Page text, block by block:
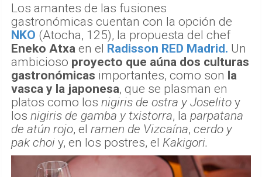
Los amantes de las fusiones
gastronómicas cuentan con la opción de
NKO (Atocha, 125), la propuesta del chef
Eneko Atxa en el Radisson RED Madrid. Un
ambicioso proyecto que aúna dos culturas
gastronómicas importantes, como son la
vasca y la japonesa, que se plasman en
platos como los nigiris de ostra y Joselito y
los nigiris de gamba y txistorra, la parpatana
de atún rojo, el ramen de Vizcaína, cerdo y
pak choi y, en los postres, el Kakigori.